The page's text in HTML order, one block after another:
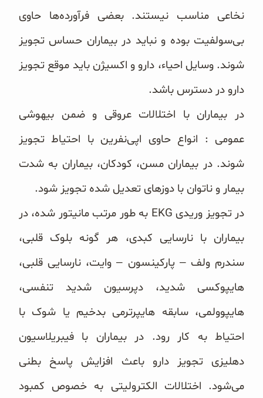
نخاعی مناسب نیستند. بعضی فرآورده‌ها حاوی
بی‌سولفیت بوده و نباید در بیماران حساس ‏تجویز
شوند. وسایل احیاء، دارو و اکسیژن باید موقع تجویز
دارو در دسترس باشد.
در بیماران با اختلالات عروقی و ضمن بیهوشی
عمومی : انواع حاوی اپی‌نفرین با احتیاط تجویز
شوند. در بیماران مسن، ‏کودکان، بیماران به شدت
بیمار و ناتوان با دوزهای تعدیل شده تجویز شود.
در تجویز وریدی ‏EKG‏ به طور مرتب مانیتور شده، در
بیماران با نارسایی کبدی، هر گونه بلوک قلبی،
سندرم ولف – ‏پارکینسون – وایت، نارسایی قلبی،
هایپوکسی شدید، دپرسیون شدید تنفسی،
هایپوولمی، سابقه هایپرترمی بدخیم یا شوک با
‏احتیاط به کار رود. در بیماران با فیبریلاسیون
دهلیزی تجویز دارو باعث افزایش پاسخ بطنی
می‌شود. اختلالات الکترولیتی ‏به خصوص کمبود